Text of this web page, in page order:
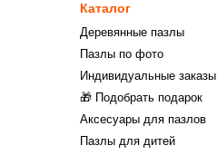
Каталог
Деревянные пазлы
Пазлы по фото
Индивидуальные заказы
🎁 Подобрать подарок
Аксесуары для пазлов
Пазлы для дитей